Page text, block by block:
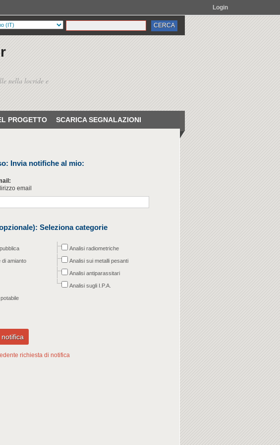
Login
nella locride e
PROGETTO SCARICA SEGNALAZIONI
Invia notifiche al mio:
email
Seleziona categorie
di amianto
Analisi radiometriche
Analisi sui metalli pesanti
Analisi antiparassitari
Analisi sugli I.P.A.
richiesta di notifica